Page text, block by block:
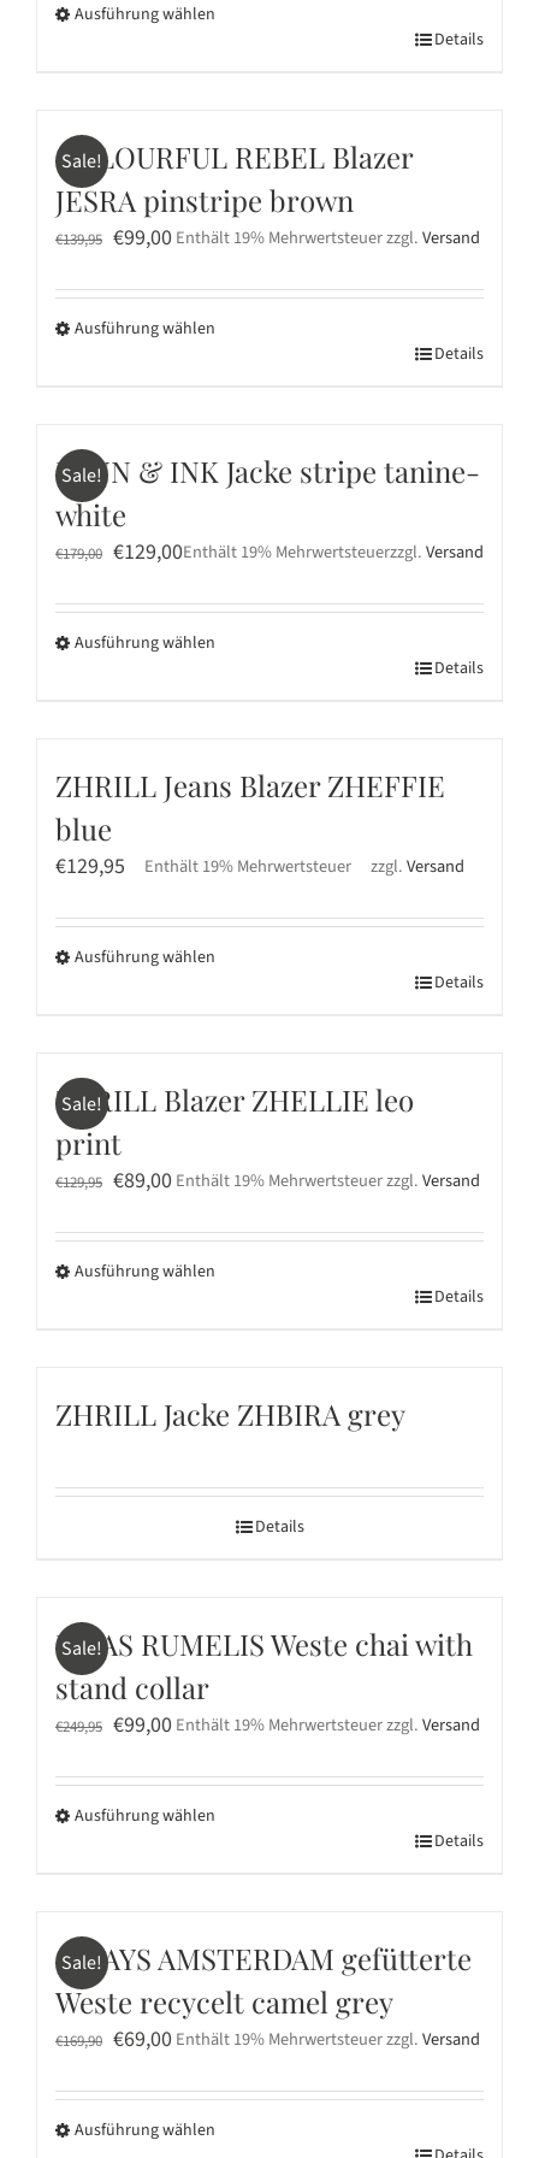
auf
werden
€139,95€89,00.
Ausführung wählen
mehrere
Varianten
auf.
Die
können
auf
werden
Details
Sale!
COLOURFUL REBEL Blazer
JESRA pinstripe brown
€139,95 Ursprünglicher
war:
€139,95
€99,00Aktueller
ist:
€99,00.
Enthält 19% Mehrwertsteuerzzgl.Versand
Ausführung wählen
mehrere
Varianten
auf.
Die
können
auf
werden
Details
Sale!
PENN & INK Jacke stripe tanine-
white
€179,00 Ursprünglicher
war:
€179,00
€129,00Aktueller
ist:
€129,00.
Enthält 19% Mehrwertsteuerzzgl.Versand
Ausführung wählen
mehrere
Varianten
auf.
Die
können
auf
werden
Details
ZHRILL Jeans Blazer ZHEFFIE
blue
€129,95 Enthält 19% Mehrwertsteuer zzgl.Versand
Ausführung wählen
mehrere
Varianten
auf.
Die
können
auf
werden
Details
Sale!
ZHRILL Blazer ZHELLIE leo
print
€129,95 Ursprünglicher
war:
€129,95
€89,00Aktueller
ist:
€89,00.
Enthält 19% Mehrwertsteuerzzgl.Versand
Ausführung wählen
mehrere
Varianten
Die
der
Produktseite
gewählt
werden
Details
ZHRILL Jacke ZHBIRA grey
Details
Sale!
ELIAS RUMELIS Weste chai with
stand collar
€249,95 Ursprünglicher
war:
€249,95
€99,00Aktueller
ist:
€99,00.
Enthält 19% Mehrwertsteuerzzgl.Versand
Ausführung wählen
mehrere
Varianten
auf.
Die
können
auf
Details
Sale!
10DAYS AMSTERDAM gefütterte
Weste recycelt camel grey
€169,90 Ursprünglicher
war:
€169,90
€69,00Aktueller
ist:
€69,00.
Enthält 19% Mehrwertsteuerzzgl.Versand
Ausführung wählen